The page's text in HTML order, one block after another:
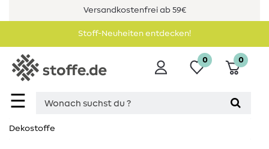
Versandkostenfrei ab 59€
Stoff-Neuheiten entdecken!
☰
0 0
Dekostoffe